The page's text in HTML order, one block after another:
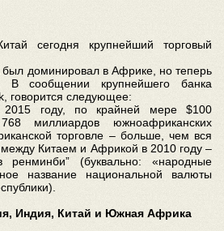
сегодня крупнейший торговый
доминировал в Африке, но теперь
В сообщении крупнейшего банка
говорится следующее:
году, по крайней мере $100
миллиардов южноафриканских
торговле – больше, чем вся
между Китаем и Африкой в 2010 году –
ренминби” (буквально: «народные
название национальной валюты
Индия, Китай и Южная Африка